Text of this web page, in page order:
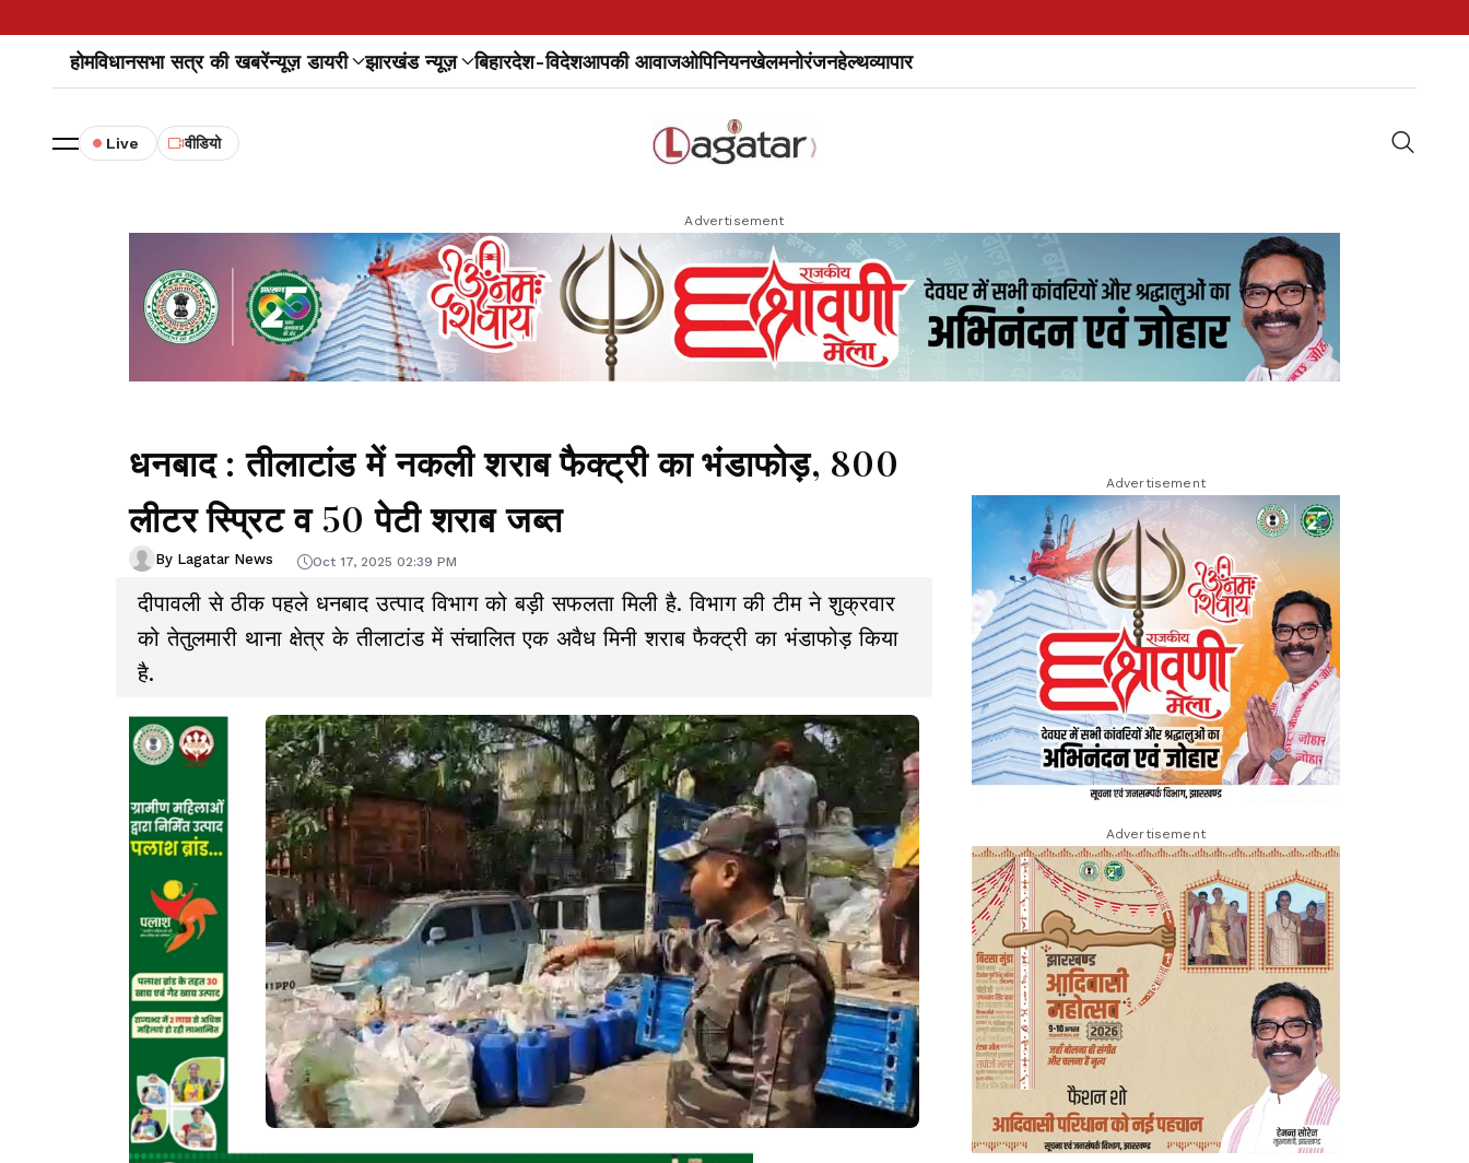
होमविधानसभा सत्र की खबरेंन्यूज़ डायरी झारखंड न्यूज़ बिहारदेश-विदेशआपकी आवाजओपिनियनखेलमनोरंजनहेल्थव्यापार
Live वीडियो
Advertisement
धनबाद : तीलाटांड में नकली शराब फैक्ट्री का भंडाफोड़, 800
लीटर स्प्रिट व 50 पेटी शराब जब्त
By Lagatar News Oct 17, 2025 02:39 PM
दीपावली से ठीक पहले धनबाद उत्पाद विभाग को बड़ी सफलता मिली है. विभाग की टीम ने शुक्रवार
को तेतुलमारी थाना क्षेत्र के तीलाटांड में संचालित एक अवैध मिनी शराब फैक्ट्री का भंडाफोड़ किया
है.
Advertisement
Advertisement